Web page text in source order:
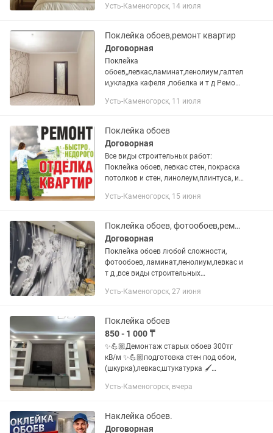
тенге обои, и ПОКРАСКА СТЕН и
Стаж...
Усть-Каменогорск, 14 июля
Поклейка обоев,ремонт квартир
Договорная
Поклейка
обоев,,левкас,ламинат,ленолиум,галтел
и,укладка кафеля ,побелка и т д Ремонт
Усть-Каменогорск, 11 июля
Поклейка обоев
Договорная
Все виды строительных работ:
Поклейка обоев, левкас стен, покраска
потолков и стен, линолеум,плинтуса, и
Усть-Каменогорск, 15 июня
Поклейка обоев, фотообоев,ремонт квартир линолеум, ламинат, ливкас под обои
Договорная
Поклейка обоев любой сложности,
фотообоев, ламинат,ленолиум,левкас и
т д ,все виды строительных
Усть-Каменогорск, 27 июня
Поклейка обоев
850 - 1 000 ₸
✨💪🏼Демонтаж старых обоев 300тг
кВ/м ✨💪🏼подготовка стен под обои,
(шкурка),левкас,штукатурка 🖌️
🖌️Красим потолки.700 кВ /м 🧹🪣Клеим
Усть-Каменогорск, вчера
Наклейка обоев.
Договорная